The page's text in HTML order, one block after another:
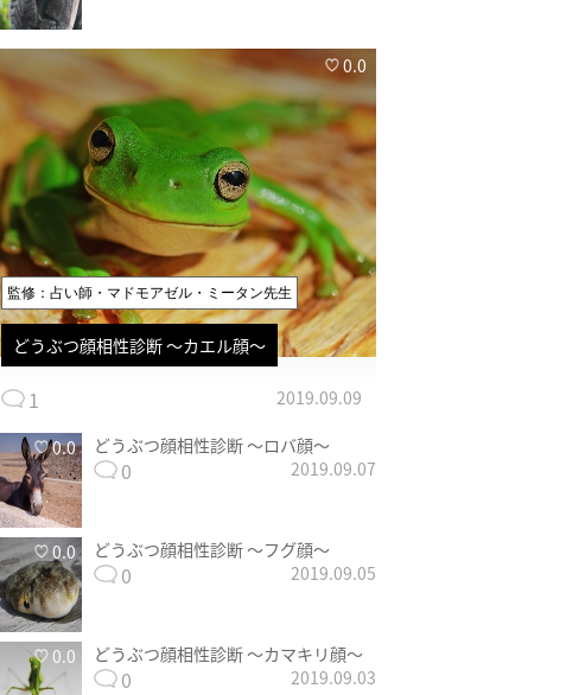
0.0
監修：占い師・マドモアゼル・ミータン先生
どうぶつ顔相性診断 〜カエル顔〜
1 2019.09.09
0.0 どうぶつ顔相性診断 〜ロバ顔〜
0 2019.09.07
0.0 どうぶつ顔相性診断 〜フグ顔〜
0 2019.09.05
0.0 どうぶつ顔相性診断 〜カマキリ顔〜
0 2019.09.03